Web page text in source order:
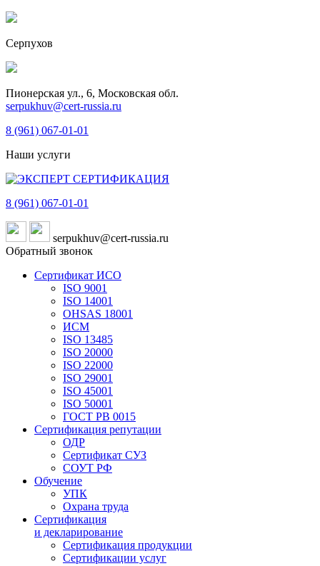
Серпухов
Пионерская ул., 6, Московская обл.
serpukhuv@cert-russia.ru
8 (961) 067-01-01
Наши услуги
8 (961) 067-01-01
serpukhuv@cert-russia.ru
Обратный звонок
Сертификат ИСО
ISO 9001
ISO 14001
OHSAS 18001
ИСМ
ISO 13485
ISO 20000
ISO 22000
ISO 29001
ISO 45001
ISO 50001
ГОСТ РВ 0015
Сертификация репутации
ОДР
Сертификат СУЗ
СОУТ РФ
Обучение
УПК
Охрана труда
Сертификация
и декларирование
Сертификация продукции
Сертификации услуг